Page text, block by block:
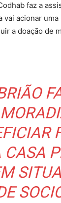
faz a
vai acionar
a doação de